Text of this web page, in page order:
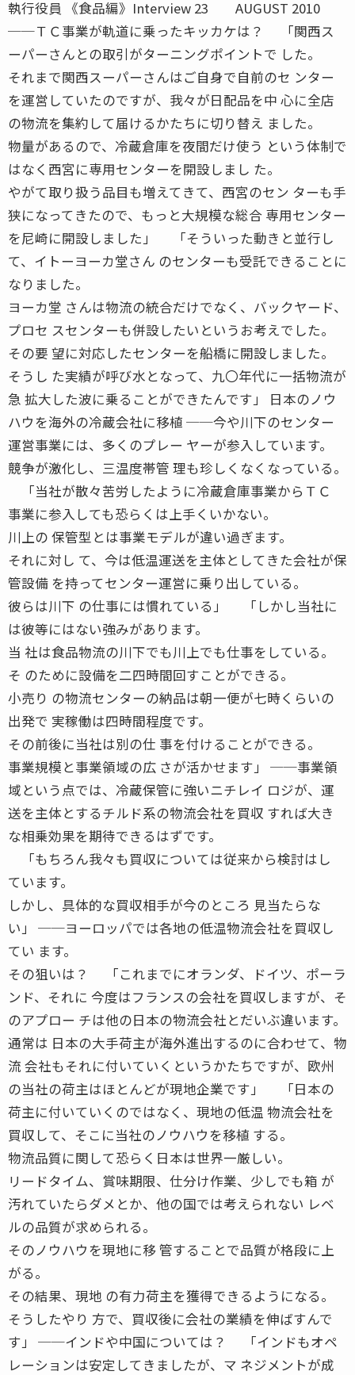
執行役員 《食品編》Interview 23 AUGUST 2010
──ＴＣ事業が軌道に乗ったキッカケは？ 「関西ス
ーパーさんとの取引がターニングポイントで した。
それまで関西スーパーさんはご自身で自前のセ ンター
を運営していたのですが、我々が日配品を中 心に全店
の物流を集約して届けるかたちに切り替え ました。
物量があるので、冷蔵倉庫を夜間だけ使う という体制で
はなく西宮に専用センターを開設しまし た。
やがて取り扱う品目も増えてきて、西宮のセン ターも手
狭になってきたので、もっと大規模な総合 専用センター
を尼崎に開設しました」 「そういった動きと並行し
て、イトーヨーカ堂さん のセンターも受託できることに
なりました。
ヨーカ堂 さんは物流の統合だけでなく、バックヤード、
プロセ スセンターも併設したいというお考えでした。
その要 望に対応したセンターを船橋に開設しました。
そうし た実績が呼び水となって、九〇年代に一括物流が
急 拡大した波に乗ることができたんです」 日本のノウ
ハウを海外の冷蔵会社に移植 ──今や川下のセンター
運営事業には、多くのプレー ヤーが参入しています。
競争が激化し、三温度帯管 理も珍しくなくなっている。
「当社が散々苦労したように冷蔵倉庫事業からＴＣ
事業に参入しても恐らくは上手くいかない。
川上の 保管型とは事業モデルが違い過ぎます。
それに対し て、今は低温運送を主体としてきた会社が保
管設備 を持ってセンター運営に乗り出している。
彼らは川下 の仕事には慣れている」 「しかし当社に
は彼等にはない強みがあります。
当 社は食品物流の川下でも川上でも仕事をしている。
そ のために設備を二四時間回すことができる。
小売り の物流センターの納品は朝一便が七時くらいの
出発で 実稼働は四時間程度です。
その前後に当社は別の仕 事を付けることができる。
事業規模と事業領域の広 さが活かせます」 ──事業領
域という点では、冷蔵保管に強いニチレイ ロジが、運
送を主体とするチルド系の物流会社を買収 すれば大き
な相乗効果を期待できるはずです。
「もちろん我々も買収については従来から検討はし
ています。
しかし、具体的な買収相手が今のところ 見当たらな
い」 ──ヨーロッパでは各地の低温物流会社を買収し
てい ます。
その狙いは？ 「これまでにオランダ、ドイツ、ポーラ
ンド、それに 今度はフランスの会社を買収しますが、そ
のアプロー チは他の日本の物流会社とだいぶ違います。
通常は 日本の大手荷主が海外進出するのに合わせて、物
流 会社もそれに付いていくというかたちですが、欧州
の当社の荷主はほとんどが現地企業です」 「日本の
荷主に付いていくのではなく、現地の低温 物流会社を
買収して、そこに当社のノウハウを移植 する。
物流品質に関して恐らく日本は世界一厳しい。
リードタイム、賞味期限、仕分け作業、少しでも箱 が
汚れていたらダメとか、他の国では考えられない レベ
ルの品質が求められる。
そのノウハウを現地に移 管することで品質が格段に上
がる。
その結果、現地 の有力荷主を獲得できるようになる。
そうしたやり 方で、買収後に会社の業績を伸ばすんで
す」 ──インドや中国については？ 「インドもオペ
レーションは安定してきましたが、マ ネジメントが成